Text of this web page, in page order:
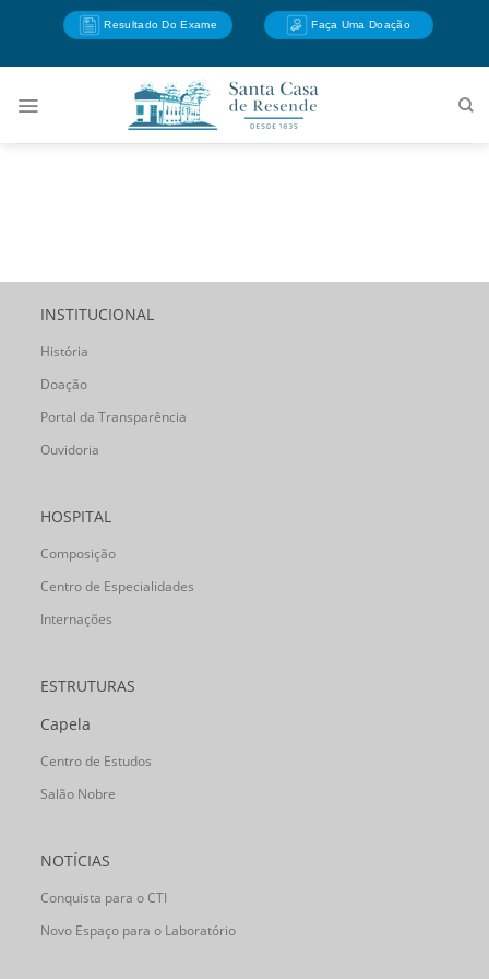
Resultado Do Exame Faça Uma Doação
INSTITUCIONAL
História
Doação
Portal da Transparência
Ouvidoria
HOSPITAL
Composição
Centro de Especialidades
Internações
ESTRUTURAS
Capela
Centro de Estudos
Salão Nobre
NOTÍCIAS
Conquista para o CTI
Novo Espaço para o Laboratório